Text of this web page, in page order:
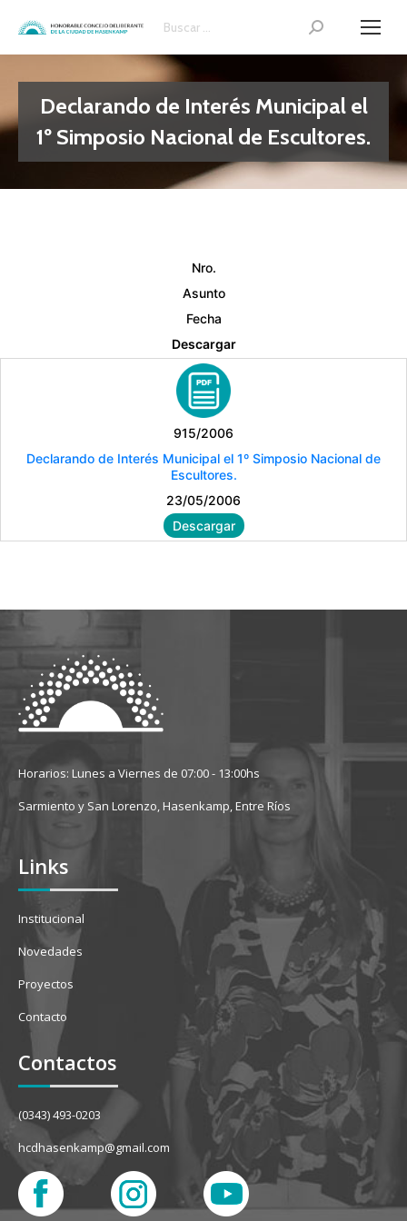
Search:
Declarando de Interés Municipal el
1º Simposio Nacional de Escultores.
Nro.
Asunto
Fecha
Descargar
915/2006
Declarando de Interés Municipal el 1º Simposio Nacional de
Escultores.
23/05/2006
Descargar
Horarios: Lunes a Viernes de 07:00 - 13:00hs
Sarmiento y San Lorenzo, Hasenkamp, Entre Ríos
Links
Institucional
Novedades
Proyectos
Contacto
Contactos
(0343) 493-0203
hcdhasenkamp@gmail.com